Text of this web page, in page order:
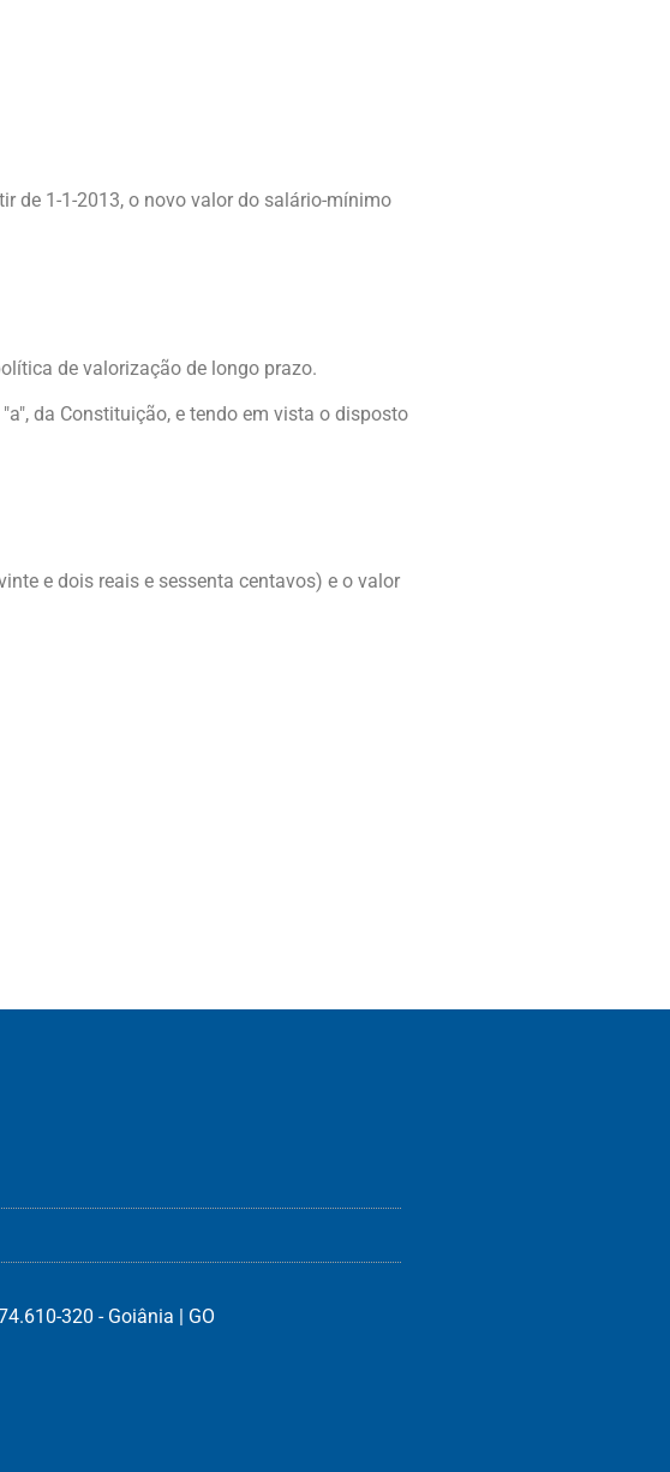
de 1-1-2013, o novo valor do salário-mínimo
de valorização de longo prazo.
da Constituição, e tendo em vista o disposto
e dois reais e sessenta centavos) e o valor
320 - Goiânia | GO